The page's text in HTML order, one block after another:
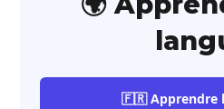
🇫🇷 Apprendre